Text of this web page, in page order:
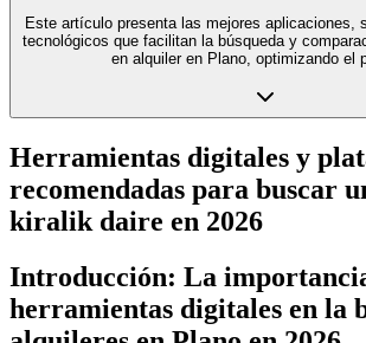
Este artículo presenta las mejores aplicaciones,
tecnológicos que facilitan la búsqueda y
en alquiler en Plano, optimizando el
Herramientas digitales y
recomendadas para buscar
kiralik daire en 2026
Introducción: La
herramientas digitales en la